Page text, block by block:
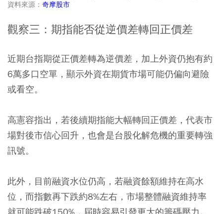
資料來源： 奇摩股市
觀察三：期指能否從逆價差轉回正價差
近期台指期從正價差轉為逆價差，加上外資仍抱有約
6萬多口空單，顯示外資在期貨市場可能仍偏向避險
或看空。
高憲容指出，若後續期指能大幅轉回正價差，代表市
場對後市信心回升，也會是台股化解危機的重要轉強
訊號。
此外，目前融資水位仍高，若融資餘額維持在高水
位，而指數再下跌約8%左右，市場整體融資維持率